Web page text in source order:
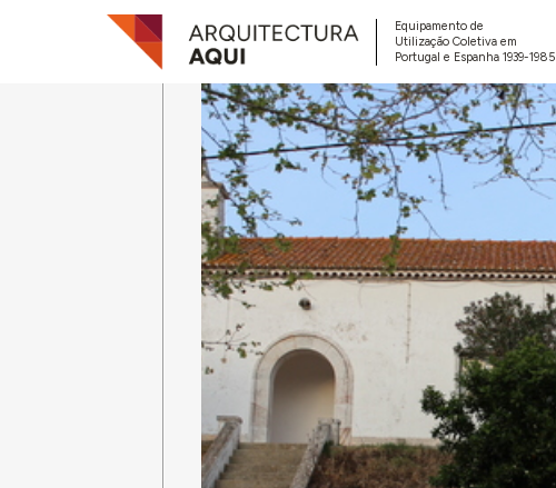
Equipamento de
Utilização Coletiva em
Portugal e Espanha 1939-1985